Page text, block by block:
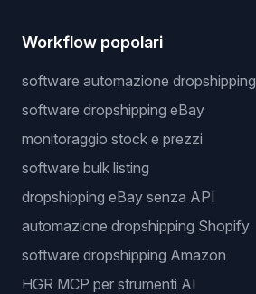
Workflow popolari
software automazione dropshipping
software dropshipping eBay
monitoraggio stock e prezzi
software bulk listing
dropshipping eBay senza API
automazione dropshipping Shopify
software dropshipping Amazon
HGR MCP per strumenti AI